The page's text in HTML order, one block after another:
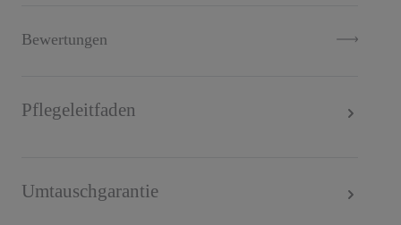
Bewertungen
Pflegeleitfaden
Umtauschgarantie